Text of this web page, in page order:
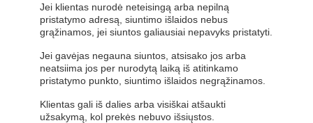
Jei klientas nurodė neteisingą arba nepilną
pristatymo adresą, siuntimo išlaidos nebus
grąžinamos, jei siuntos galiausiai nepavyks pristatyti.
Jei gavėjas negauna siuntos, atsisako jos arba
neatsiima jos per nurodytą laiką iš atitinkamo
pristatymo punkto, siuntimo išlaidos negrąžinamos.
Klientas gali iš dalies arba visiškai atšaukti
užsakymą, kol prekės nebuvo išsiųstos.